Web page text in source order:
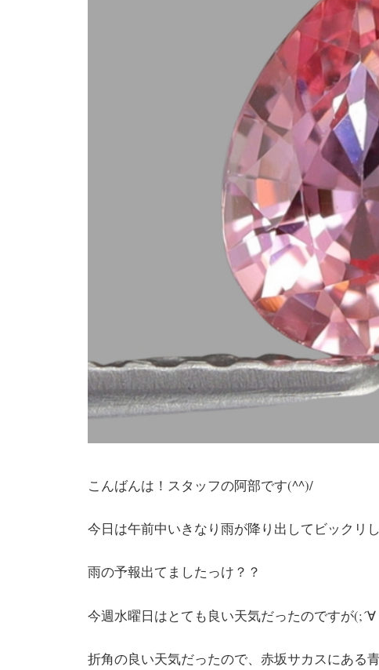
こんばんは！スタッフの阿部です(^^)/
今日は午前中いきなり雨が降り出してビックリし
雨の予報出てましたっけ？？
今週水曜日はとても良い天気だったのですが(;´∀
折角の良い天気だったので、赤坂サカスにある